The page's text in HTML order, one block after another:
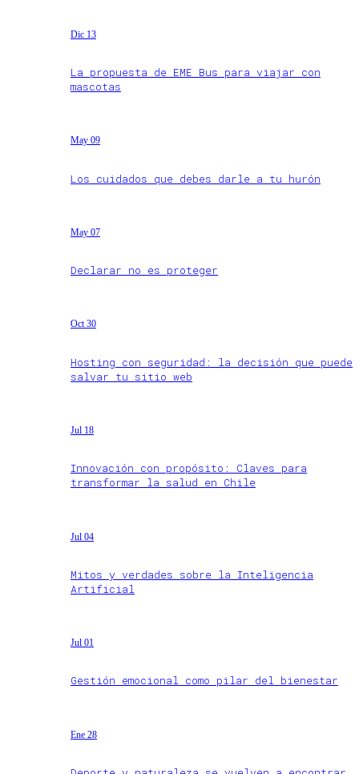
Dic 13
La propuesta de EME Bus para viajar con
mascotas
May 09
Los cuidados que debes darle a tu hurón
May 07
Declarar no es proteger
Oct 30
Hosting con seguridad: la decisión que puede
salvar tu sitio web
Jul 18
Innovación con propósito: Claves para
transformar la salud en Chile
Jul 04
Mitos y verdades sobre la Inteligencia
Artificial
Jul 01
Gestión emocional como pilar del bienestar
Ene 28